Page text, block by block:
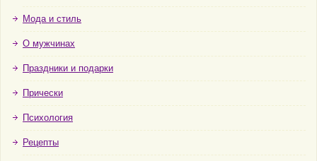
Мода и стиль
О мужчинах
Праздники и подарки
Прически
Психология
Рецепты